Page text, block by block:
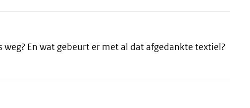
En wat gebeurt er met al dat afgedankte textiel?